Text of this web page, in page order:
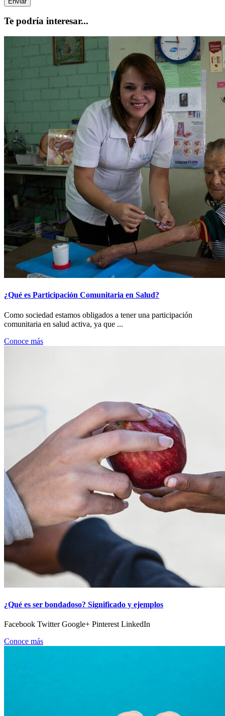
Te podría interesar...
¿Qué es Participación Comunitaria en Salud?
Como sociedad estamos obligados a tener una participación
comunitaria en salud activa, ya que ...
Conoce más
¿Qué es ser bondadoso? Significado y ejemplos
Facebook Twitter Google+ Pinterest LinkedIn
Conoce más